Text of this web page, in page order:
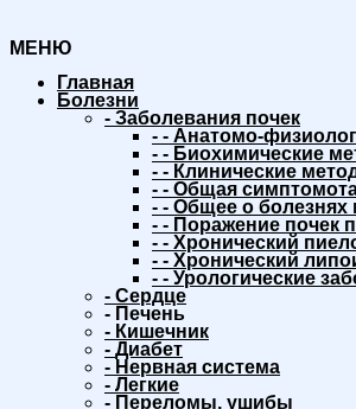
МЕНЮ
Главная
Болезни
- Заболевания почек
- - Анатомо-
- - Биохимические
- - Клинические
- - Общая
- - Общее о болезнях
- - Поражение почек
- - Хронический
- - Хронический
- - Урологические
- Сердце
- Печень
- Кишечник
- Диабет
- Нервная система
- Легкие
- Переломы, ушибы